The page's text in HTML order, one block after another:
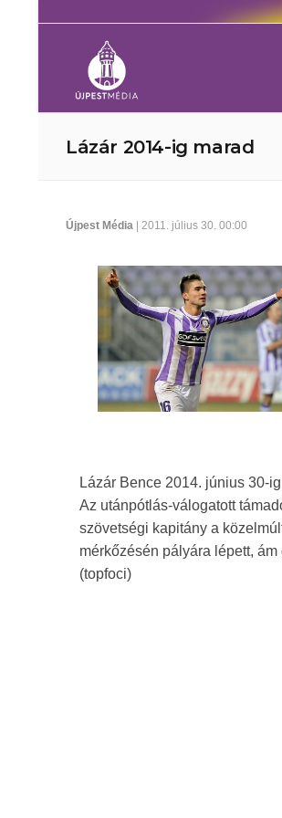
Lázár 2014-ig marad
Újpest Média | 2011. július 30. 00:00
Lázár Bence 2014. június 30-
Az utánpótlás-válogatott
szövetségi kapitány a
mérkőzésén pályára lépett,
(topfoci)